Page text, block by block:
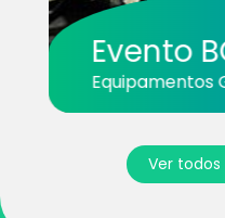
Evento
Equipamentos
Ver todos